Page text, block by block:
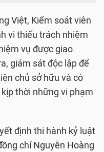
Việt, Kiểm soát viên
vi thiếu trách nhiệm
vụ được giao.
giám sát độc lập để
chủ sở hữu và có
thời những vi phạm
định thi hành kỷ luật
chí Nguyễn Hoàng